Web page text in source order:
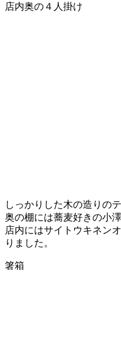
店内奥の４人掛け
しっかりした木の造りの
奥の棚には蕎麦好きの小
店内にはサイトウキネン
りました。
箸箱